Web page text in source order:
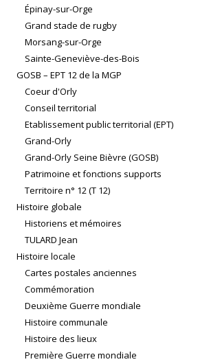
Épinay-sur-Orge
Grand stade de rugby
Morsang-sur-Orge
Sainte-Geneviève-des-Bois
GOSB – EPT 12 de la MGP
Coeur d'Orly
Conseil territorial
Etablissement public territorial (EPT)
Grand-Orly
Grand-Orly Seine Bièvre (GOSB)
Patrimoine et fonctions supports
Territoire n° 12 (T 12)
Histoire globale
Historiens et mémoires
TULARD Jean
Histoire locale
Cartes postales anciennes
Commémoration
Deuxième Guerre mondiale
Histoire communale
Histoire des lieux
Première Guerre mondiale